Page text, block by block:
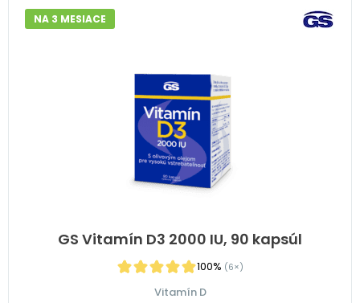
GS Vitamín D3 2000 IU, 90 kapsúl
100% (6×)
NA 3 MESIACE
Vitamín D